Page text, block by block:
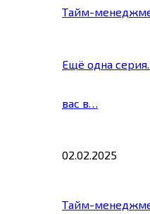
Тайм-
Ещё одна
вас в…
02.02.2025
Тайм-